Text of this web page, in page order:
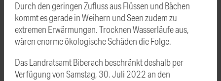
Durch den geringen Zufluss aus Flüssen und Bächen
kommt es gerade in Weihern und Seen zudem zu
extremen Erwärmungen. Trocknen Wasserläufe aus,
wären enorme ökologische Schäden die Folge.
Das Landratsamt Biberach beschränkt deshalb per
Verfügung von Samstag, 30. Juli 2022 an den